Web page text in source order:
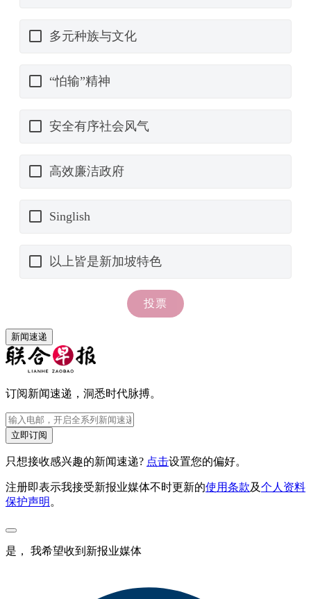
新闻速递
订阅新闻速递，洞悉时代脉搏。
立即订阅
只想接收感兴趣的新闻速递? 点击设置您的偏好。
注册即表示我接受新报业媒体不时更新的使用条款及个人资料
保护声明 。
是， 我希望收到新报业媒体